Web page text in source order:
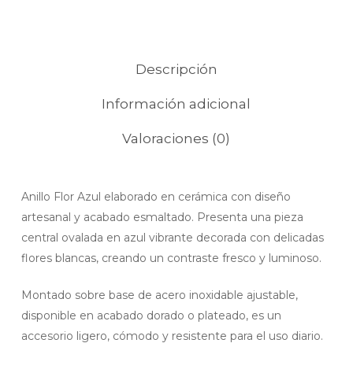
Descripción
Información adicional
Valoraciones (0)
Anillo Flor Azul elaborado en cerámica con diseño
artesanal y acabado esmaltado. Presenta una pieza
central ovalada en azul vibrante decorada con delicadas
flores blancas, creando un contraste fresco y luminoso.
Montado sobre base de acero inoxidable ajustable,
disponible en acabado dorado o plateado, es un
accesorio ligero, cómodo y resistente para el uso diario.